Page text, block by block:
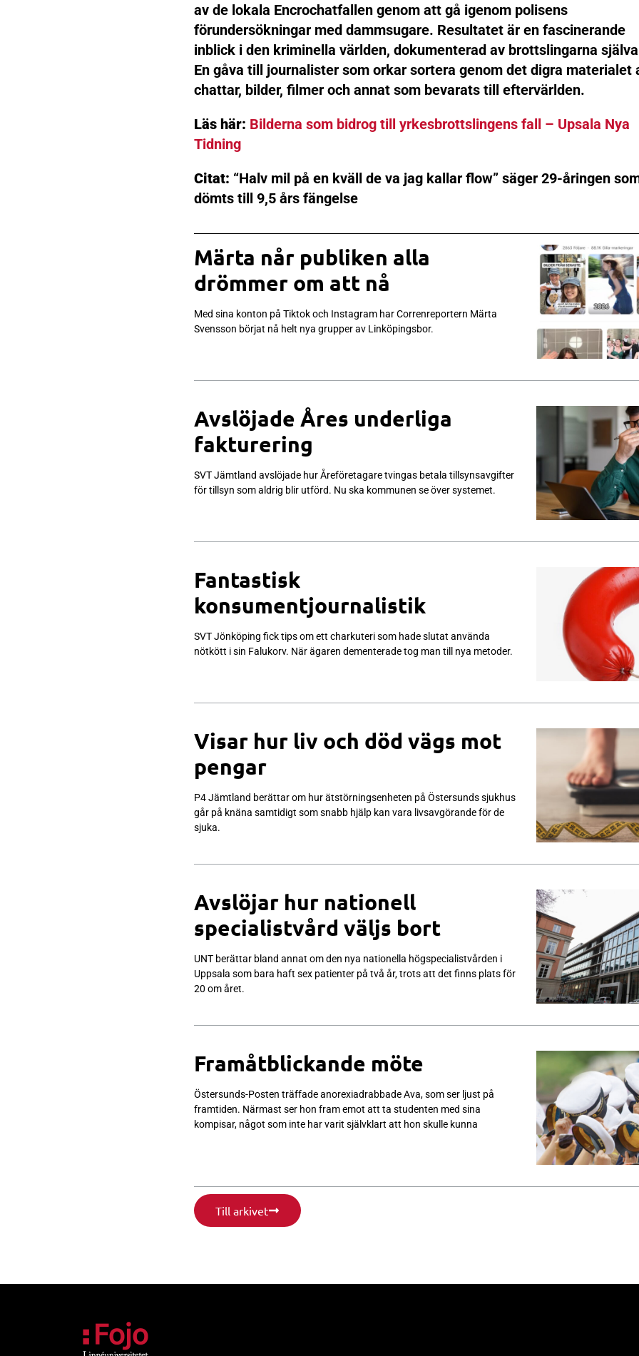
av de lokala Encrochatfallen genom att gå igenom polisens
förundersökningar med dammsugare. Resultatet är en fascinerande
inblick i den kriminella världen, dokumenterad av brottslingarna
En gåva till journalister som orkar sortera genom det digra materialet
chattar, bilder, filmer och annat som bevarats till eftervärlden.
Läs här: Bilderna som bidrog till yrkesbrottslingens fall – Upsala Nya
Tidning
Citat: “Halv mil på en kväll de va jag kallar flow” säger 29-åringen
dömts till 9,5 års fängelse
Märta når publiken alla
drömmer om att nå
Med sina konton på Tiktok och Instagram har Correnreportern Märta
Svensson börjat nå helt nya grupper av Linköpingsbor.
Avslöjade Åres underliga
fakturering
SVT Jämtland avslöjade hur Åreföretagare tvingas betala tillsynsavgifter
för tillsyn som aldrig blir utförd. Nu ska kommunen se över systemet.
Fantastisk
konsumentjournalistik
SVT Jönköping fick tips om ett charkuteri som hade slutat använda
nötkött i sin Falukorv. När ägaren dementerade tog man till nya metoder.
Visar hur liv och död vägs mot
pengar
P4 Jämtland berättar om hur ätstörningsenheten på Östersunds sjukhus
går på knäna samtidigt som snabb hjälp kan vara livsavgörande för de
sjuka.
Avslöjar hur nationell
specialistvård väljs bort
UNT berättar bland annat om den nya nationella högspecialistvården i
Uppsala som bara haft sex patienter på två år, trots att det finns plats för
20 om året.
Framåtblickande möte
Östersunds-Posten träffade anorexiadrabbade Ava, som ser ljust på
framtiden. Närmast ser hon fram emot att ta studenten med sina
kompisar, något som inte har varit självklart att hon skulle kunna
Till arkivet